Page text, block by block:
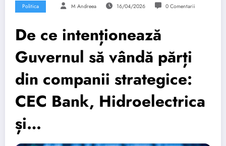
Politica M Andreea 16/04/2026 0 Comentarii
De ce intenționează
Guvernul să vândă părți
din companii strategice:
CEC Bank, Hidroelectrica
și…